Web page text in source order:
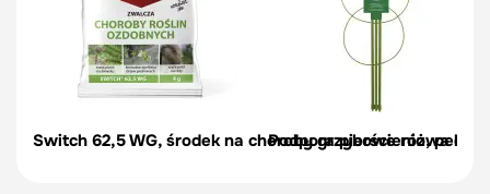
Switch 62,5 WG, środek na choroby grzybowe róż,
Podpora pierścieniowa do